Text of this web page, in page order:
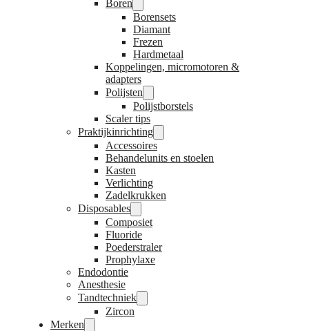
Boren
Borensets
Diamant
Frezen
Hardmetaal
Koppelingen, micromotoren &
adapters
Polijsten
Polijstborstels
Scaler tips
Praktijkinrichting
Accessoires
Behandelunits en stoelen
Kasten
Verlichting
Zadelkrukken
Disposables
Composiet
Fluoride
Poederstraler
Prophylaxe
Endodontie
Anesthesie
Tandtechniek
Zircon
Merken